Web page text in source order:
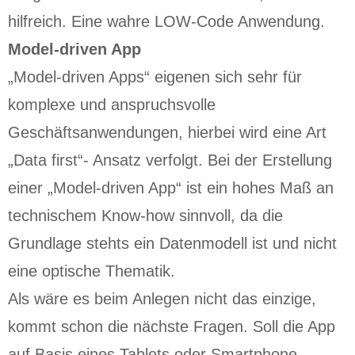
hilfreich. Eine wahre LOW-Code Anwendung.
Model-driven App
„Model-driven Apps“ eigenen sich sehr für
komplexe und anspruchsvolle
Geschäftsanwendungen, hierbei wird eine Art
„Data first“- Ansatz verfolgt. Bei der Erstellung
einer „Model-driven App“ ist ein hohes Maß an
technischem Know-how sinnvoll, da die
Grundlage stehts ein Datenmodell ist und nicht
eine optische Thematik.
Als wäre es beim Anlegen nicht das einzige,
kommt schon die nächste Fragen. Soll die App